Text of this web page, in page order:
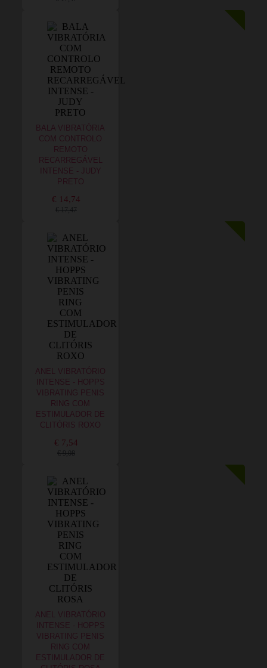
BALA VIBRATÓRIA
COM CONTROLO
REMOTO
RECARREGÁVEL
INTENSE - JUDY
PRETO
€ 14,74
€ 17,47
ANEL VIBRATÓRIO
INTENSE - HOPPS
VIBRATING PENIS
RING COM
ESTIMULADOR DE
CLITÓRIS ROXO
€ 7,54
€ 9,08
ANEL VIBRATÓRIO
INTENSE - HOPPS
VIBRATING PENIS
RING COM
ESTIMULADOR DE